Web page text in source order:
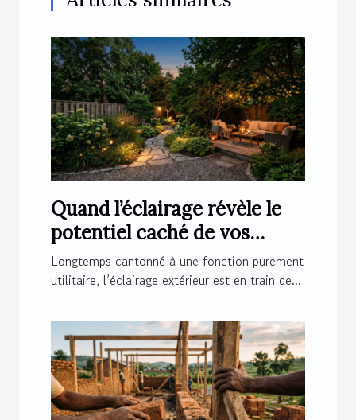
Quand l’éclairage révèle le
potentiel caché de vos
espaces extérieurs
Longtemps cantonné à une fonction purement
utilitaire, l’éclairage extérieur est en train de...